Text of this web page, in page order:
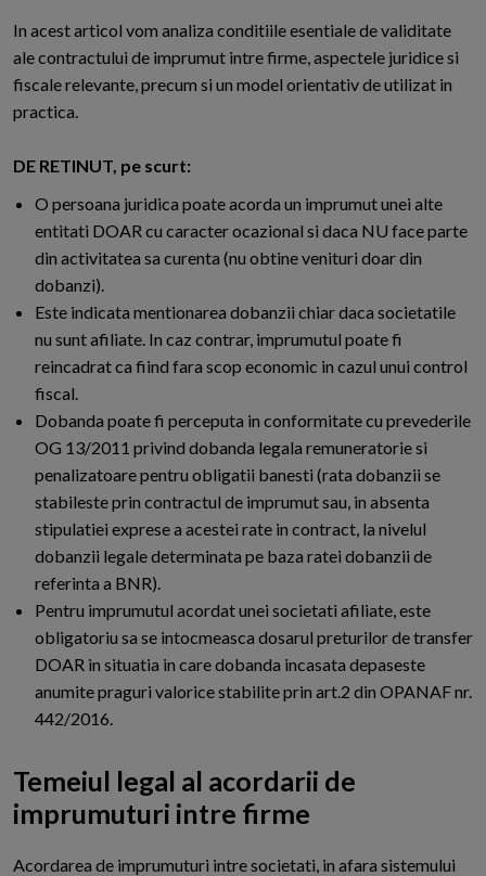
In acest articol vom analiza conditiile esentiale de validitate
ale contractului de imprumut intre firme, aspectele juridice si
fiscale relevante, precum si un model orientativ de utilizat in
practica.
DE RETINUT, pe scurt:
O persoana juridica poate acorda un imprumut unei alte
entitati DOAR cu caracter ocazional si daca NU face parte
din activitatea sa curenta (nu obtine venituri doar din
dobanzi).
Este indicata mentionarea dobanzii chiar daca societatile
nu sunt afiliate. In caz contrar, imprumutul poate fi
reincadrat ca fiind fara scop economic in cazul unui control
fiscal.
Dobanda poate fi perceputa in conformitate cu prevederile
OG 13/2011 privind dobanda legala remuneratorie si
penalizatoare pentru obligatii banesti (rata dobanzii se
stabileste prin contractul de imprumut sau, in absenta
stipulatiei exprese a acestei rate in contract, la nivelul
dobanzii legale determinata pe baza ratei dobanzii de
referinta a BNR).
Pentru imprumutul acordat unei societati afiliate, este
obligatoriu sa se intocmeasca dosarul preturilor de transfer
DOAR in situatia in care dobanda incasata depaseste
anumite praguri valorice stabilite prin art.2 din OPANAF nr.
442/2016.
Temeiul legal al acordarii de
imprumuturi intre firme
Acordarea de imprumuturi intre societati, in afara sistemului